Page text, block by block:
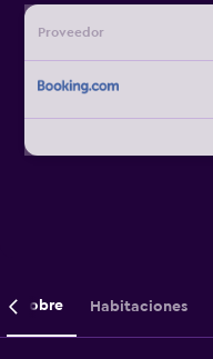
Proveedor
Sobre Habitaciones